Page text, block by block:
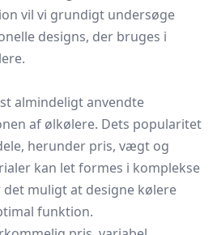
vil vi grundigt undersøge
designs, der bruges i
almindeligt anvendte
af ølkølere. Dets popularitet
herunder pris, vægt og
kan let formes i komplekse
muligt at designe kølere
funktion.